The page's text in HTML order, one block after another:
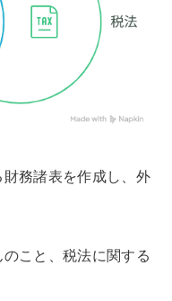
務諸表を作成し、外
こと、税法に関する